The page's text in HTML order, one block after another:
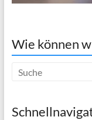
Wie können